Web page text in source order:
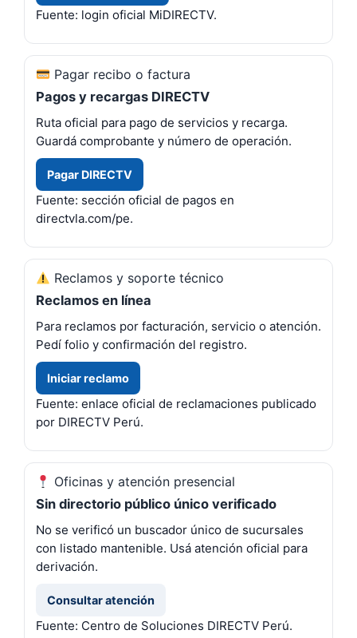
Fuente: login oficial MiDIRECTV.
Pagar recibo o factura
Pagos y recargas DIRECTV
Ruta oficial para pago de servicios y recarga.
Guardá comprobante y número de operación.
Pagar DIRECTV
Fuente: sección oficial de pagos en
directvla.com/pe.
Reclamos y soporte técnico
Reclamos en línea
Para reclamos por facturación, servicio o atención.
Pedí folio y confirmación del registro.
Iniciar reclamo
Fuente: enlace oficial de reclamaciones publicado
por DIRECTV Perú.
Oficinas y atención presencial
Sin directorio público único verificado
No se verificó un buscador único de sucursales
con listado mantenible. Usá atención oficial para
derivación.
Consultar atención
Fuente: Centro de Soluciones DIRECTV Perú.